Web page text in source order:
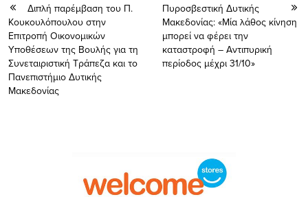
Διπλή παρέμβαση του Π.
Κουκουλόπουλου στην
Επιτροπή Οικονομικών
Υποθέσεων της Βουλής για τη
Συνεταιριστική Τράπεζα και το
Πανεπιστήμιο Δυτικής
Μακεδονίας
Πυροσβεστική Δυτικής
Μακεδονίας: «Μία λάθος κίνηση
μπορεί να φέρει την
καταστροφή – Αντιπυρική
περίοδος μέχρι 31/10»